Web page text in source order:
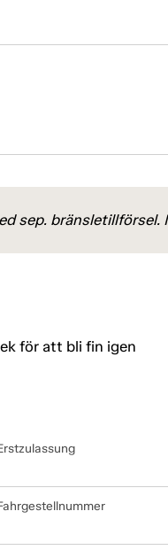
sep. bränsletillförsel.
för att bli fin igen